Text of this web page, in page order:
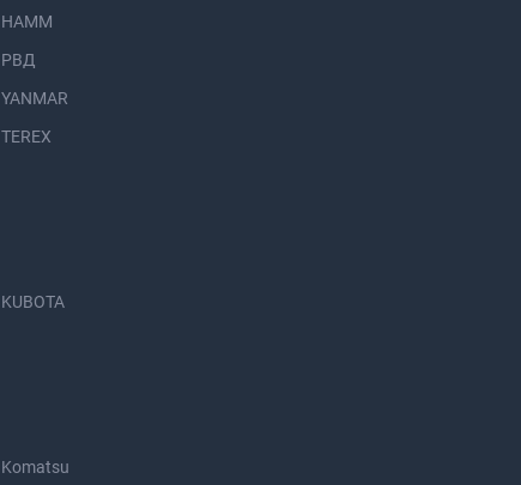
HAMM
РВД
YANMAR
TEREX
KUBOTA
Komatsu